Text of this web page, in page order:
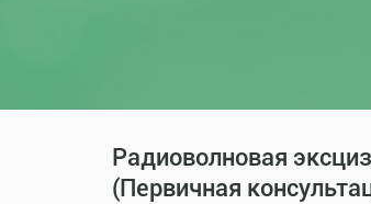
Радиоволновая
(Первичная